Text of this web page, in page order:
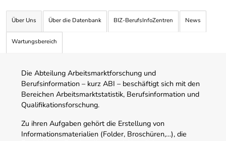
Über Uns Über die Datenbank BIZ-BerufsInfoZentren News
Wartungsbereich
Die Abteilung Arbeitsmarktforschung und
Berufsinformation – kurz ABI – beschäftigt sich mit den
Bereichen Arbeitsmarktstatistik, Berufsinformation und
Qualifikationsforschung.
Zu ihren Aufgaben gehört die Erstellung von
Informationsmaterialien (Folder, Broschüren,…), die